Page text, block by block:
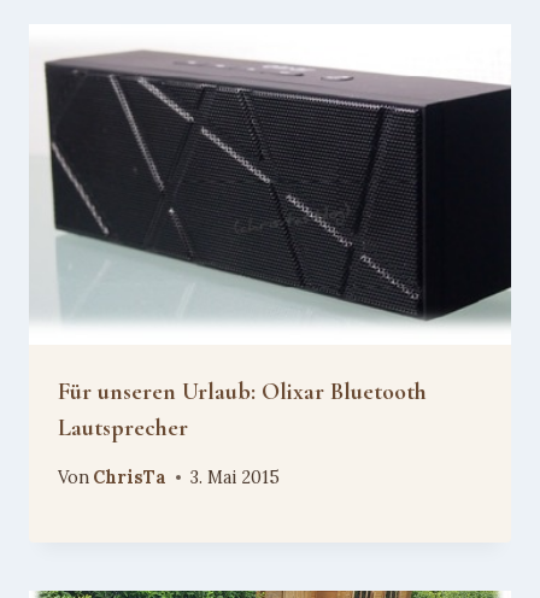
Für unseren Urlaub: Olixar Bluetooth
Lautsprecher
Von ChrisTa 3. Mai 2015